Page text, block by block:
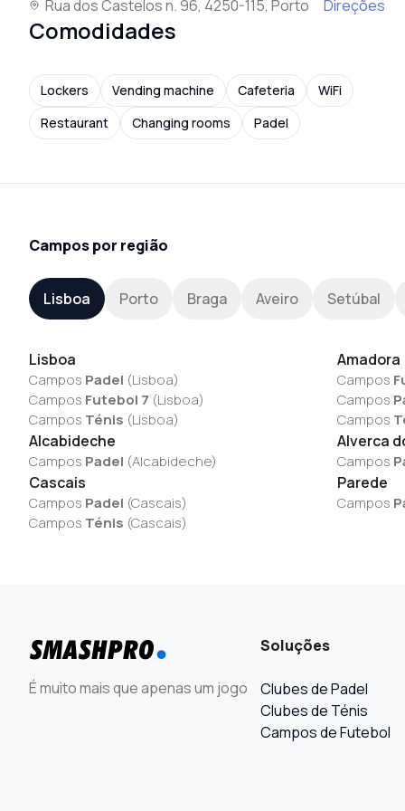
Rua dos Castelos n. 96, 4250-115, Porto Direções
Comodidades
Lockers Vending machine Cafeteria
WiFi
Restaurant
Changing rooms Padel
Campos por região
Lisboa Porto Braga Aveiro Setúbal
Lisboa
Campos Padel (Lisboa)
Campos Futebol 7 (Lisboa)
Campos Ténis (Lisboa)
Alcabideche
Campos Padel (Alcabideche)
Cascais
Campos Padel (Cascais)
Campos Ténis (Cascais)
Amadora
Campos
Campos
Campos
Alverca
Campos
Parede
Campos
É muito mais que apenas um jogo
Soluções
Clubes de Padel
Clubes de Ténis
Campos de Futebol